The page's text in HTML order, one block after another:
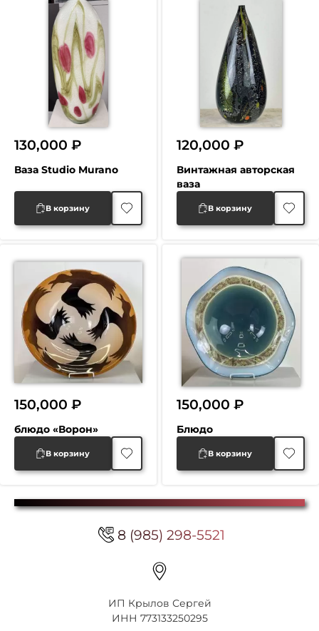
Ваза Studio Murano
130,000 ₽
В корзину
Винтажная авторская
ваза
120,000₽
В корзину
блюдо «Ворон»
150,000 ₽
В корзину
Блюдо
150,000₽
В корзину
8 (985) 298-5521
ИП Крылов Сергей
ИНН 773133250295